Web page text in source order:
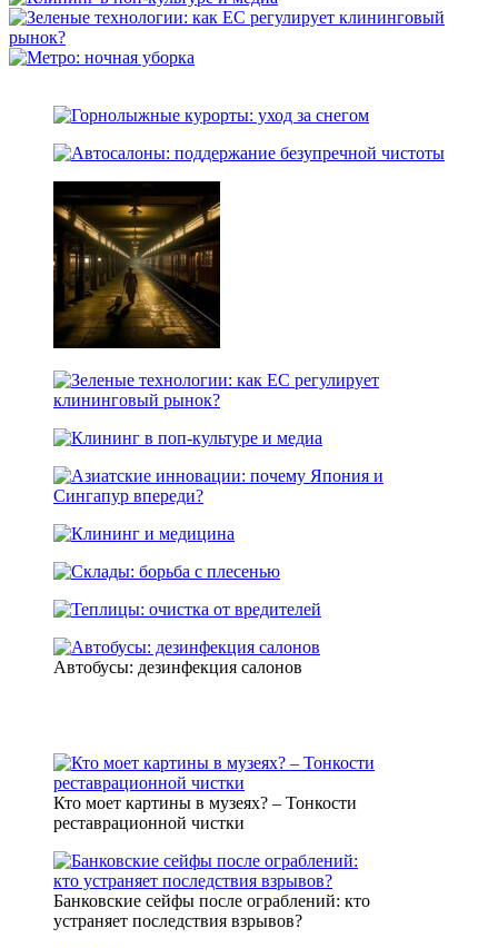
Автобусы: дезинфекция салонов
Кто моет картины в музеях? – Тонкости
реставрационной чистки
Банковские сейфы после ограблений: кто
устраняет последствия взрывов?